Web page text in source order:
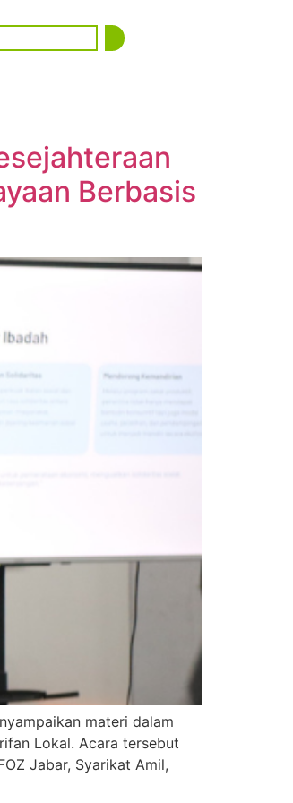
Berbasis
materi dalam
Lokal. Acara tersebut
Jabar, Syarikat Amil,